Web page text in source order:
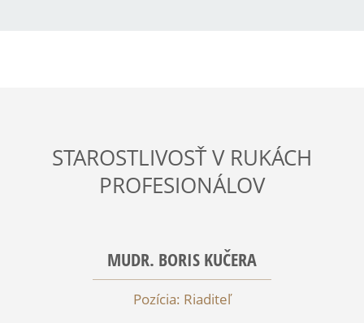
STAROSTLIVOSŤ V RUKÁCH
PROFESIONÁLOV
MUDR. BORIS KUČERA
Pozícia: Riaditeľ